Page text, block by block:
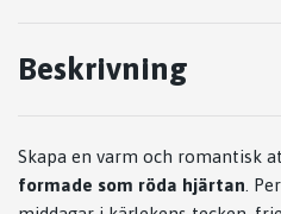
Beskrivning
Skapa en varm och romantisk
formade som röda hjärtan .